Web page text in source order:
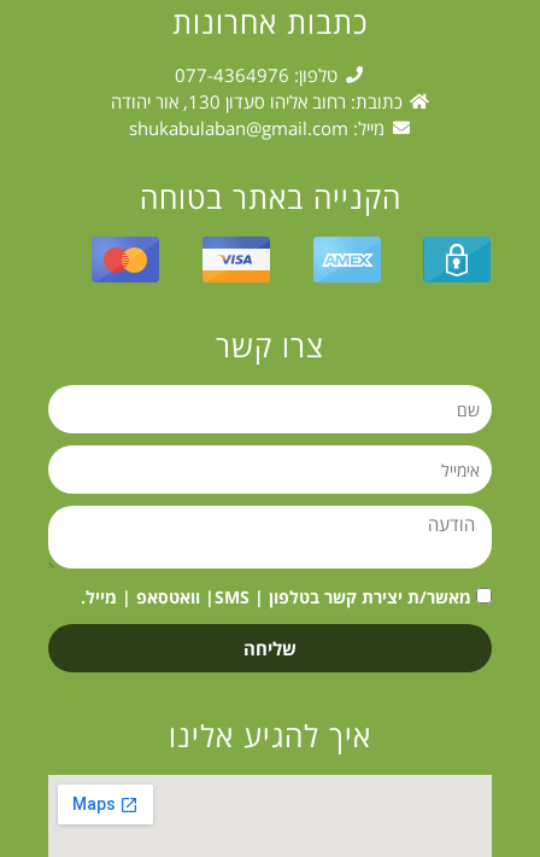
כתבות אחרונות
טלפון: 077-4364976
כתובת: רחוב אליהו סעדון 130, אור יהודה
מייל: shukabulaban@gmail.com
הקנייה באתר בטוחה
צרו קשר
מאשר/ת יצירת קשר בטלפון | SMS| וואטסאפ | מייל.
שליחה
איך להגיע אלינו